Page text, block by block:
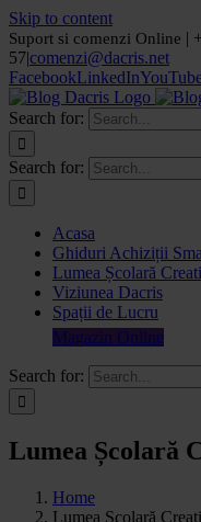
Skip to content
Suport si comenzi Online |
57|comenzi@dacris.net
FacebookLinkedIn
Search for:
Search for:
Acasa
Ghiduri Achiziții
Lumea Școlară
Viziunea Dacris
Spații de Lucru
Magazin Online
Search for:
Lumea Școlară
Home
Lumea Școlară